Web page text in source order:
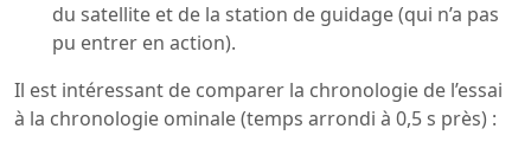
du satellite et de la station de guidage (qui n’a pas
pu entrer en action).
Il est intéressant de comparer la chronologie de l’essai
à la chronologie ominale (temps arrondi à 0,5 s près) :